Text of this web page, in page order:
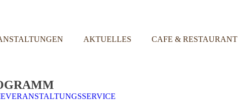
AKTUELLES CAFE & RESTAURANT
VERANSTALTUNGSSERVICE